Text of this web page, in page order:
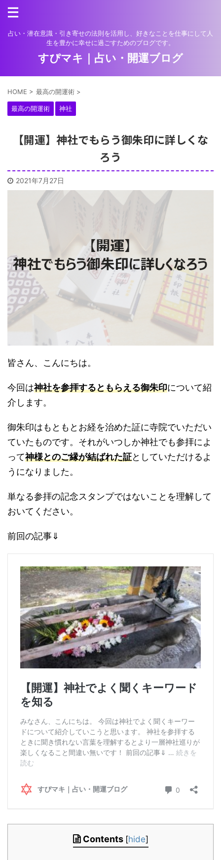
占い・潜在意識・引き寄せの法則を活用し、好きなことを仕事にして人
生を豊かに幸せに過ごすためのブログです。
すぴマキ｜占い・開運ブログ
HOME > 最高の開運術 >
最高の開運術 神社
【開運】神社でもらう御朱印に詳しくな
ろう
2021年7月27日
皆さん、こんにちは。
今回は神社を参拝するともらえる御朱印について紹
介します。
御朱印はもともとお経を治めた証に寺院でいただい
ていたものです。それがいつしか神社でも参拝によ
って神様とのご縁が結ばれた証としていただけるよ
うになりました。
単なる参拝の記念スタンプではないことを理解して
おいてください。
前回の記事⇓
Contents [hide]